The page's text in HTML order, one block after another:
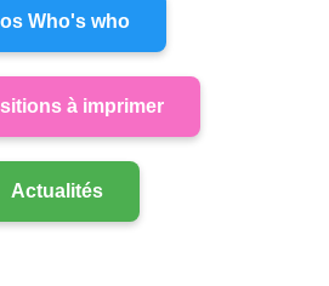
Who's who
à imprimer
Actualités